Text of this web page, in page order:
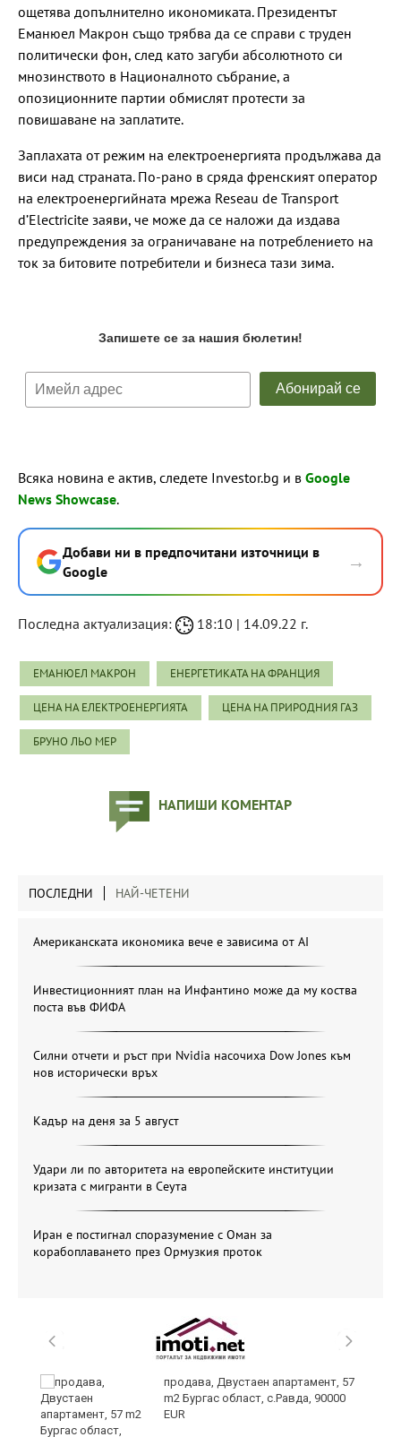
ощетява допълнително икономиката. Президентът
Еманюел Макрон също трябва да се справи с труден
политически фон, след като загуби абсолютното си
мнозинството в Националното събрание, а
опозиционните партии обмислят протести за
повишаване на заплатите.
Заплахата от режим на електроенергията продължава да
виси над страната. По-рано в сряда френският оператор
на електроенергийната мрежа Reseau de Transport
d’Electricite заяви, че може да се наложи да издава
предупреждения за ограничаване на потреблението на
ток за битовите потребители и бизнеса тази зима.
Всяка новина е актив, следете Investor.bg и в Google
News Showcase.
Добави ни в предпочитани източници в
Google
→
Последна актуализация: 18:10 | 14.09.22 г.
ЕМАНЮЕЛ МАКРОН ЕНЕРГЕТИКАТА НА ФРАНЦИЯ
ЦЕНА НА ЕЛЕКТРОЕНЕРГИЯТА ЦЕНА НА ПРИРОДНИЯ ГАЗ
БРУНО ЛЬО МЕР
НАПИШИ КОМЕНТАР
ПОСЛЕДНИ НАЙ-ЧЕТЕНИ
Американската икономика вече е зависима от АІ
Инвестиционният план на Инфантино може да му коства
поста във ФИФА
Силни отчети и ръст при Nvidia насочиха Dow Jones към
нов исторически връх
Кадър на деня за 5 август
Удари ли по авторитета на европейските институции
кризата с мигранти в Сеута
Иран е постигнал споразумение с Оман за
корабоплаването през Ормузкия проток
продава, Двустаен апартамент, 57
m2 Бургас област, с.Равда, 90000
EUR